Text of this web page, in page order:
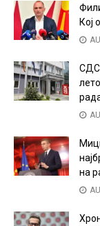
Кој
на